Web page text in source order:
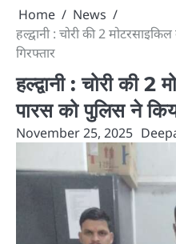
Home
News
हल्द्वानी : चोरी की 2
गिरफ्तार
हल्द्वानी : चोरी की
पारस को पुलिस ने
November 25, 2025